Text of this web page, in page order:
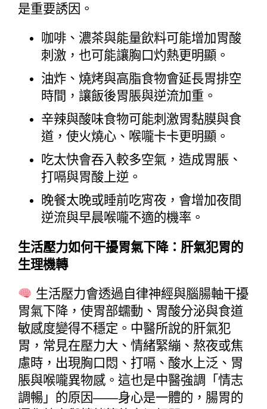
是重要誘因。
咖啡、濃茶與能量飲料可能增加胃酸
刺激，也可能讓胸口灼熱更明顯。
油炸、燒烤與高脂食物會延長胃排空
時間，讓飯後胃脹與逆流加重。
辛辣與酸味食物可能刺激胃黏膜與食
道，使火燒心、喉嚨卡卡更明顯。
吃太快會吞入較多空氣，造成胃脹、
打嗝與胃酸上逆。
晚餐太晚或睡前吃宵夜，會增加夜間
逆流與早晨喉嚨不適的機率。
生活壓力如何干擾胃氣下降：肝氣犯胃的
生理機轉
生活壓力會透過自律神經與腦腸軸干擾
胃氣下降，使胃部蠕動、胃酸分泌與食道
敏感度變得不穩定。中醫所說的肝氣犯
胃，常見在壓力大、情緒緊繃、熬夜或焦
慮時，出現胸口悶、打嗝、酸水上泛、胃
脹與喉嚨異物感。這也是中醫強調「情志
調暢」的原因——身心是一體的，腸胃的